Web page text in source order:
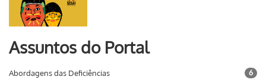
Assuntos do Portal
Abordagens das Deficiências 6